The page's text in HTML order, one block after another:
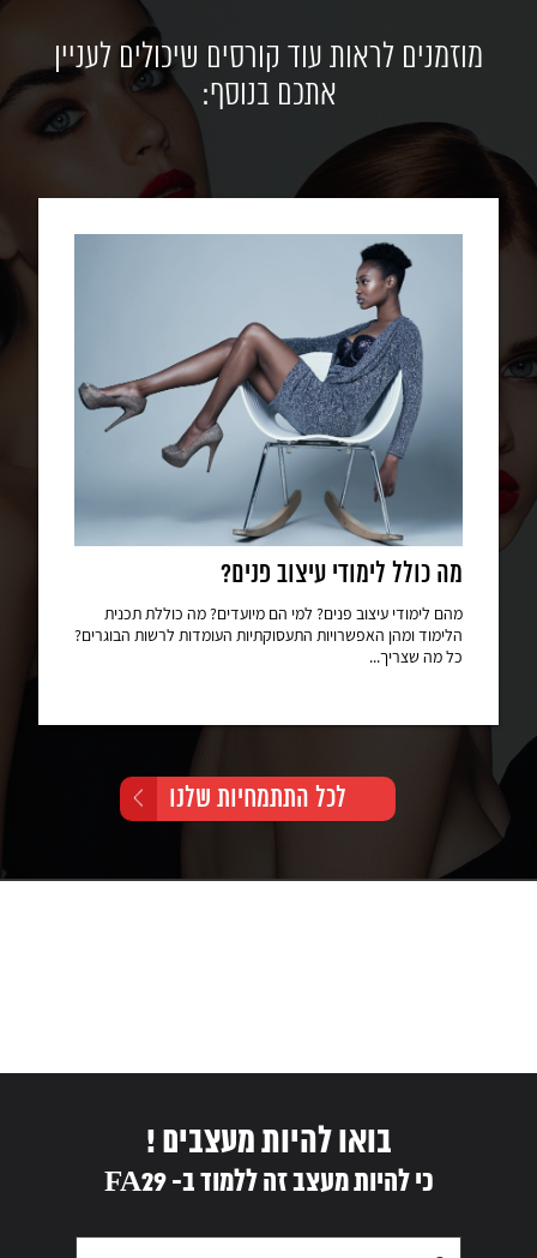
מוזמנים לראות עוד קורסים שיכולים לעניין
אתכם בנוסף:
מה כולל לימודי עיצוב פנים?
מהם לימודי עיצוב פנים? למי הם מיועדים? מה כוללת תכנית
הלימוד ומהן האפשרויות התעסוקתיות העומדות לרשות הבוגרים?
כל מה שצריך...
לכל התתמחיות שלנו
בואו להיות מעצבים !
כי להיות מעצב זה ללמוד ב- FA29